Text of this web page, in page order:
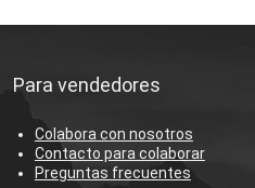
Para vendedores
Colabora con nosotros
Contacto para colaborar
Preguntas frecuentes